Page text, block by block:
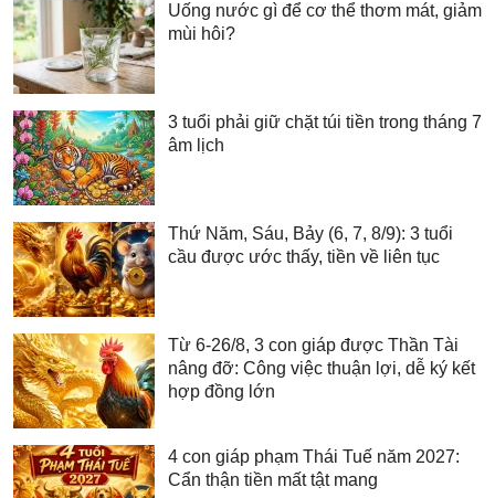
Uống nước gì để cơ thể thơm mát, giảm
mùi hôi?
3 tuổi phải giữ chặt túi tiền trong tháng 7
âm lịch
Thứ Năm, Sáu, Bảy (6, 7, 8/9): 3 tuổi
cầu được ước thấy, tiền về liên tục
Từ 6-26/8, 3 con giáp được Thần Tài
nâng đỡ: Công việc thuận lợi, dễ ký kết
hợp đồng lớn
4 con giáp phạm Thái Tuế năm 2027:
Cẩn thận tiền mất tật mang